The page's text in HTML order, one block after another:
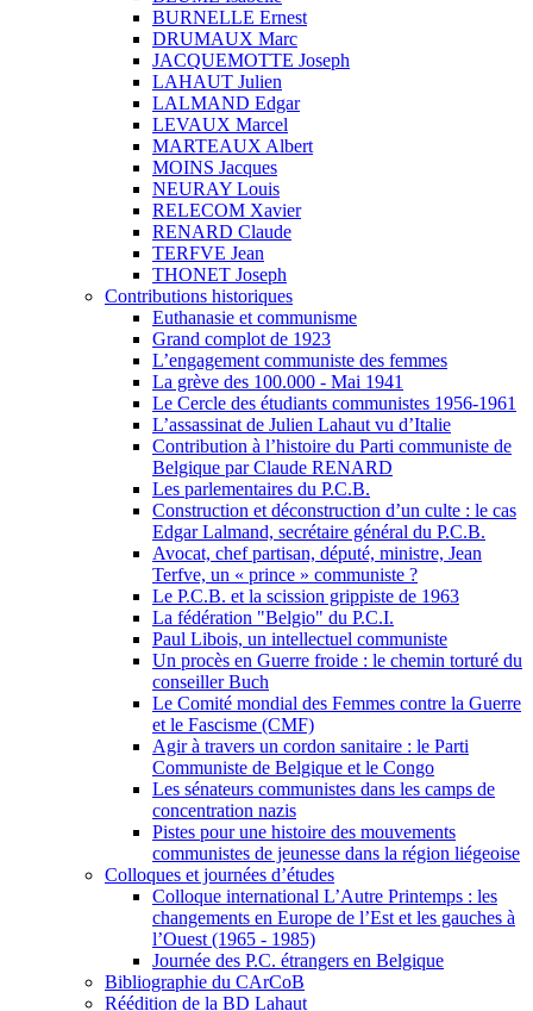
BURNELLE Ernest
DRUMAUX Marc
JACQUEMOTTE Joseph
LAHAUT Julien
LALMAND Edgar
LEVAUX Marcel
MARTEAUX Albert
MOINS Jacques
NEURAY Louis
RELECOM Xavier
RENARD Claude
TERFVE Jean
THONET Joseph
Contributions historiques
Euthanasie et communisme
Grand complot de 1923
L’engagement communiste des femmes
La grève des 100.000 - Mai 1941
Le Cercle des étudiants communistes 1956-1961
L’assassinat de Julien Lahaut vu d’Italie
Contribution à l’histoire du Parti communiste de
Belgique par Claude RENARD
Les parlementaires du P.C.B.
Construction et déconstruction d’un culte : le cas
Edgar Lalmand, secrétaire général du P.C.B.
Avocat, chef partisan, député, ministre, Jean
Terfve, un « prince » communiste ?
Le P.C.B. et la scission grippiste de 1963
La fédération "Belgio" du P.C.I.
Paul Libois, un intellectuel communiste
Un procès en Guerre froide : le chemin torturé du
conseiller Buch
Le Comité mondial des Femmes contre la Guerre
et le Fascisme (CMF)
Agir à travers un cordon sanitaire : le Parti
Communiste de Belgique et le Congo
Les sénateurs communistes dans les camps de
concentration nazis
Pistes pour une histoire des mouvements
communistes de jeunesse dans la région liégeoise
Colloques et journées d’études
Colloque international L’Autre Printemps : les
changements en Europe de l’Est et les gauches à
l’Ouest (1965 - 1985)
Journée des P.C. étrangers en Belgique
Bibliographie du CArCoB
Réédition de la BD Lahaut